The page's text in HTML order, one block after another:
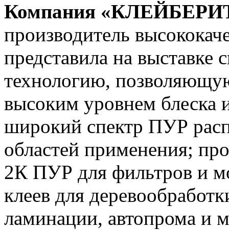
Компания
производитель
представила на выставке
технологию,
высоким уровнем блеска
широкий спектр ПУР
областей применения;
2К ПУР для фильтров и
клеев для
ламинации, автопрома и